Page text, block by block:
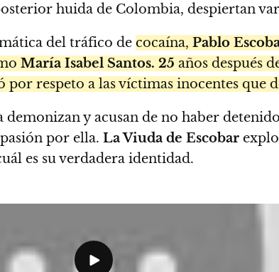
huida de Colombia, despiertan
del tráfico de cocaína, Pablo
María Isabel Santos. 25 años después
respeto a las víctimas inocentes que
y acusan de no haber detenido
por ella. La Viuda de Escobar
es su verdadera identidad.